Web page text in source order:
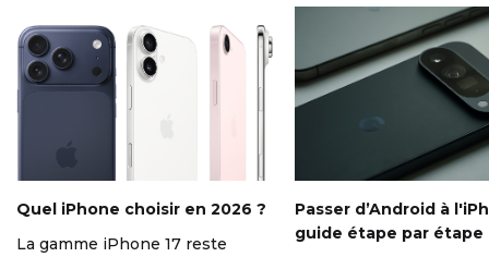
Quel iPhone choisir en 2026 ?
La gamme iPhone 17 reste
Passer d’Android à
guide étape par étape